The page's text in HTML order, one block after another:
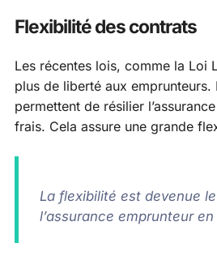
Flexibilité des contrats
Les récentes lois, comme la Loi
plus de liberté aux emprunteurs.
permettent de résilier
frais. Cela assure une grande
La flexibilité est devenue
l’assurance emprunteur en